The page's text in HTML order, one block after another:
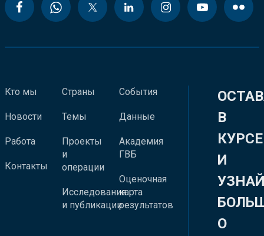
Кто мы
Новости
Работа
Контакты
Страны
Темы
Проекты
и
операции
Исследования
и публикации
События
Данные
Академия
ГВБ
Оценочная
карта
результатов
В
КУРСЕ
И
О